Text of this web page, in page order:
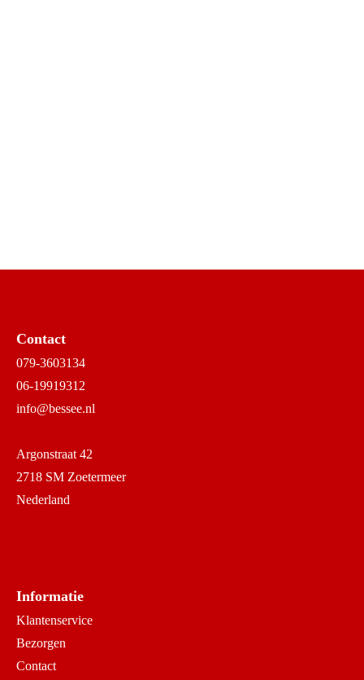
Contact
079-3603134
06-19919312
info@bessee.nl
Argonstraat 42
2718 SM Zoetermeer
Nederland
Informatie
Klantenservice
Bezorgen
Contact